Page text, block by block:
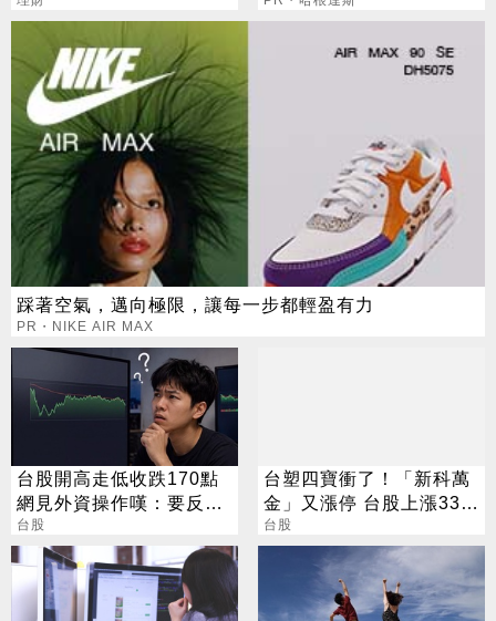
踩著空氣，邁向極限，讓每一步都輕盈有力
PR・NIKE AIR MAX
台股開高走低收跌170點
網見外資操作嘆：要反轉
了嗎？
台股
台塑四寶衝了！「新科萬
金」又漲停 台股上漲330
點
台股